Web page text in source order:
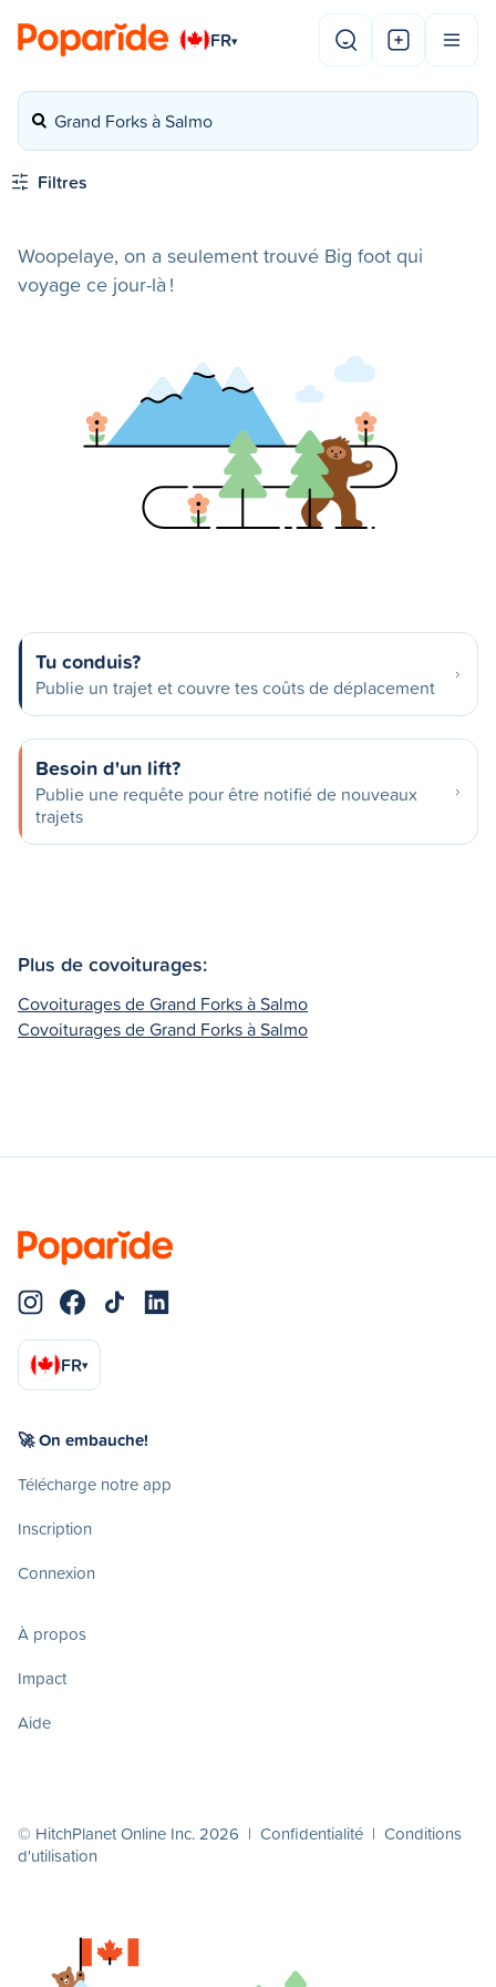
FR▾
Grand Forks à Salmo
Filtres
Woopelaye, on a seulement trouvé Big foot qui
voyage ce jour-là !
Tu conduis?
Publie un trajet et couvre tes coûts de déplacement
Besoin d'un lift?
Publie une requête pour être notifié de nouveaux
trajets
Plus de covoiturages:
Covoiturages de Grand Forks à Salmo
Covoiturages de Grand Forks à Salmo
FR▾
🚀 On embauche!
Télécharge notre app
Inscription
Connexion
À propos
Impact
Aide
© HitchPlanet Online Inc. 2026 | Confidentialité | Conditions
d'utilisation